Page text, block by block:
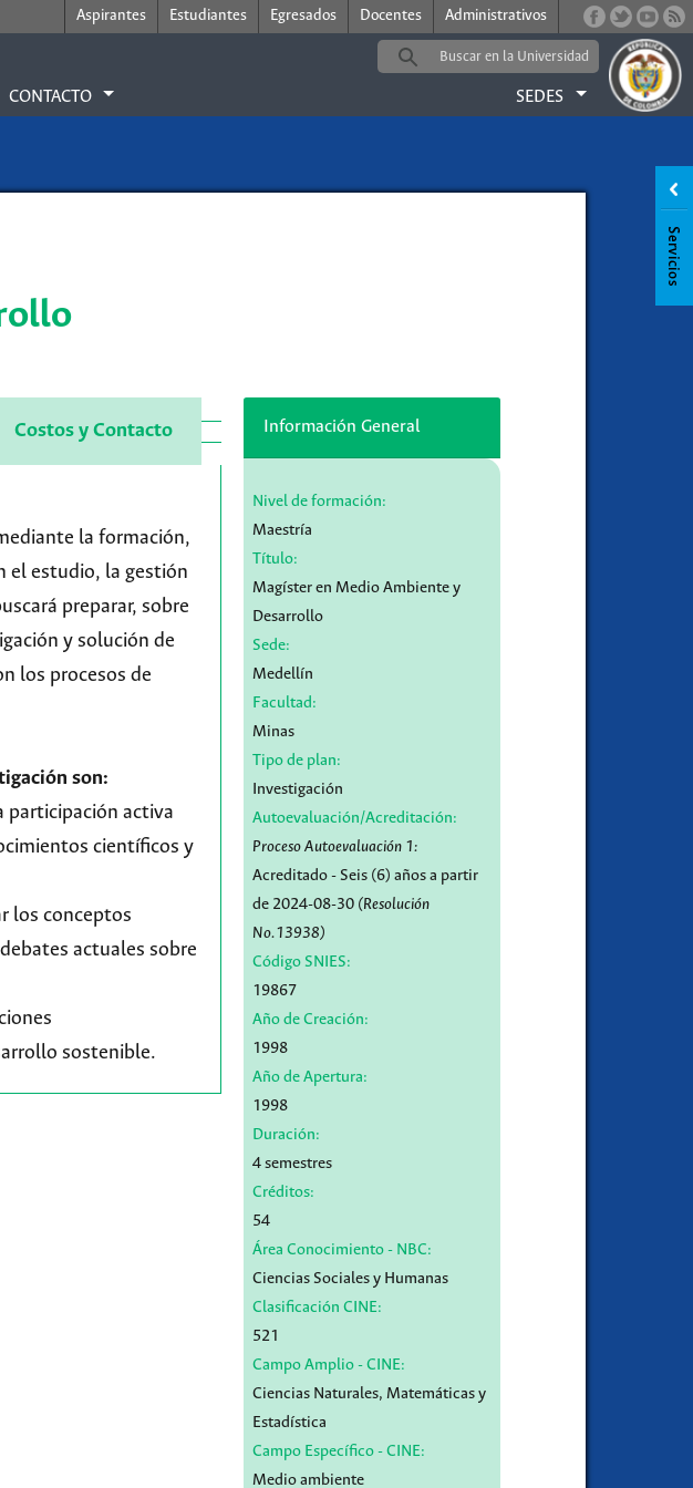
Aspirantes Estudiantes Egresados Docentes Administrativos
CONTACTO SEDES
Costos y Contacto
la formación,
el estudio, la gestión
preparar, sobre
y solución de
los procesos de
son:
participación activa
científicos y
los conceptos
actuales sobre
sostenible.
Información General
Nivel de formación:
Maestría
Título:
Magíster en Medio Ambiente y
Desarrollo
Sede:
Medellín
Facultad:
Minas
Tipo de plan:
Investigación
Autoevaluación/Acreditación:
Proceso Autoevaluación 1:
Acreditado - Seis (6) años a partir
de 2024-08-30 (Resolución
No.13938)
Código SNIES:
19867
Año de Creación:
1998
Año de Apertura:
1998
Duración:
4 semestres
Créditos:
54
Área Conocimiento - NBC:
Ciencias Sociales y Humanas
Clasificación CINE:
521
Campo Amplio - CINE:
Ciencias Naturales, Matemáticas y
Estadística
Campo Específico - CINE:
Medio ambiente